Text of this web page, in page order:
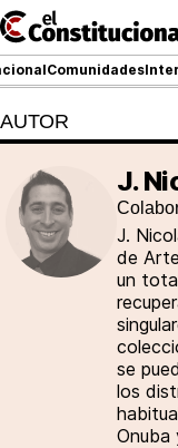
Ir
al
contenido
Comunidades
NACIONAL
COMUNIDADES
MásQueTele
MásQueEstilo
AUTOR
J.
J.
de
un
se
los
Onuba